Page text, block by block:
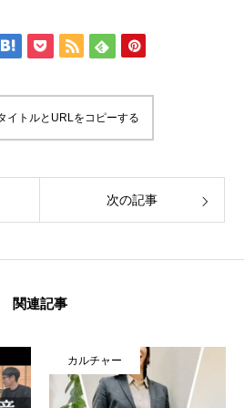
イトルとURLをコピーする
次の記事
関連記事
カルチャー